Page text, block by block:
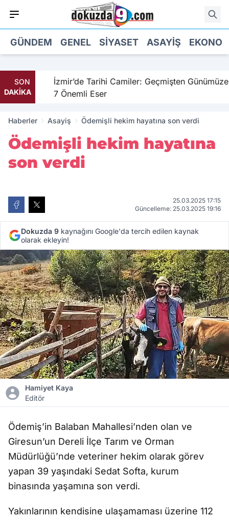
GÜNDEM GENEL SIYASET ASAYIŞ
SON
DAKİKA
İzmir’de Tarihi Camiler: Geçmişten Günümüze
7 Önemli Eser
Haberler Asayiş Ödemişli hekim hayatına son verdi
Ödemişli hekim hayatına
son verdi
25.03.2025 17:15
Güncelleme: 25.03.2025 19:16
Dokuzda 9 kaynağını Google'da tercih edilen kaynak
olarak ekleyin!
Hamiyet Kaya
Editör
Ödemiş’in Balaban Mahallesi’nden olan ve
Giresun’un Dereli İlçe Tarım ve Orman
Müdürlüğü’nde veteriner hekim olarak görev
yapan 39 yaşındaki Sedat Softa, kurum
binasında yaşamına son verdi.
Yakınlarının kendisine ulaşamaması üzerine 112